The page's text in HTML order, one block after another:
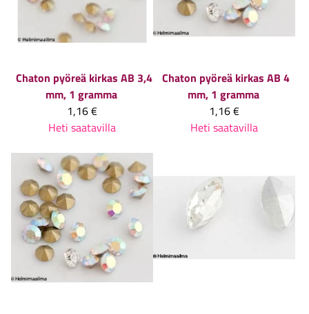
Chaton pyöreä kirkas AB 3,4
mm, 1 gramma
1,16 €
Heti saatavilla
Chaton pyöreä kirkas AB 4
mm, 1 gramma
1,16 €
Heti saatavilla